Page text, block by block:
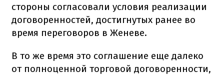
стороны согласовали условия реализации
договоренностей, достигнутых ранее во
время переговоров в Женеве.
В то же время это соглашение еще далеко
от полноценной торговой договоренности,